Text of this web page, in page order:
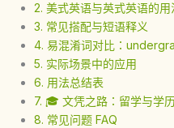
2. 美式英语与英式英语的用
3. 常见搭配与短语释义
4. 易混淆词对比：
5. 实际场景中的应用
6. 用法总结表
7. 🎓 文凭之路：留学与学
8. 常见问题 FAQ